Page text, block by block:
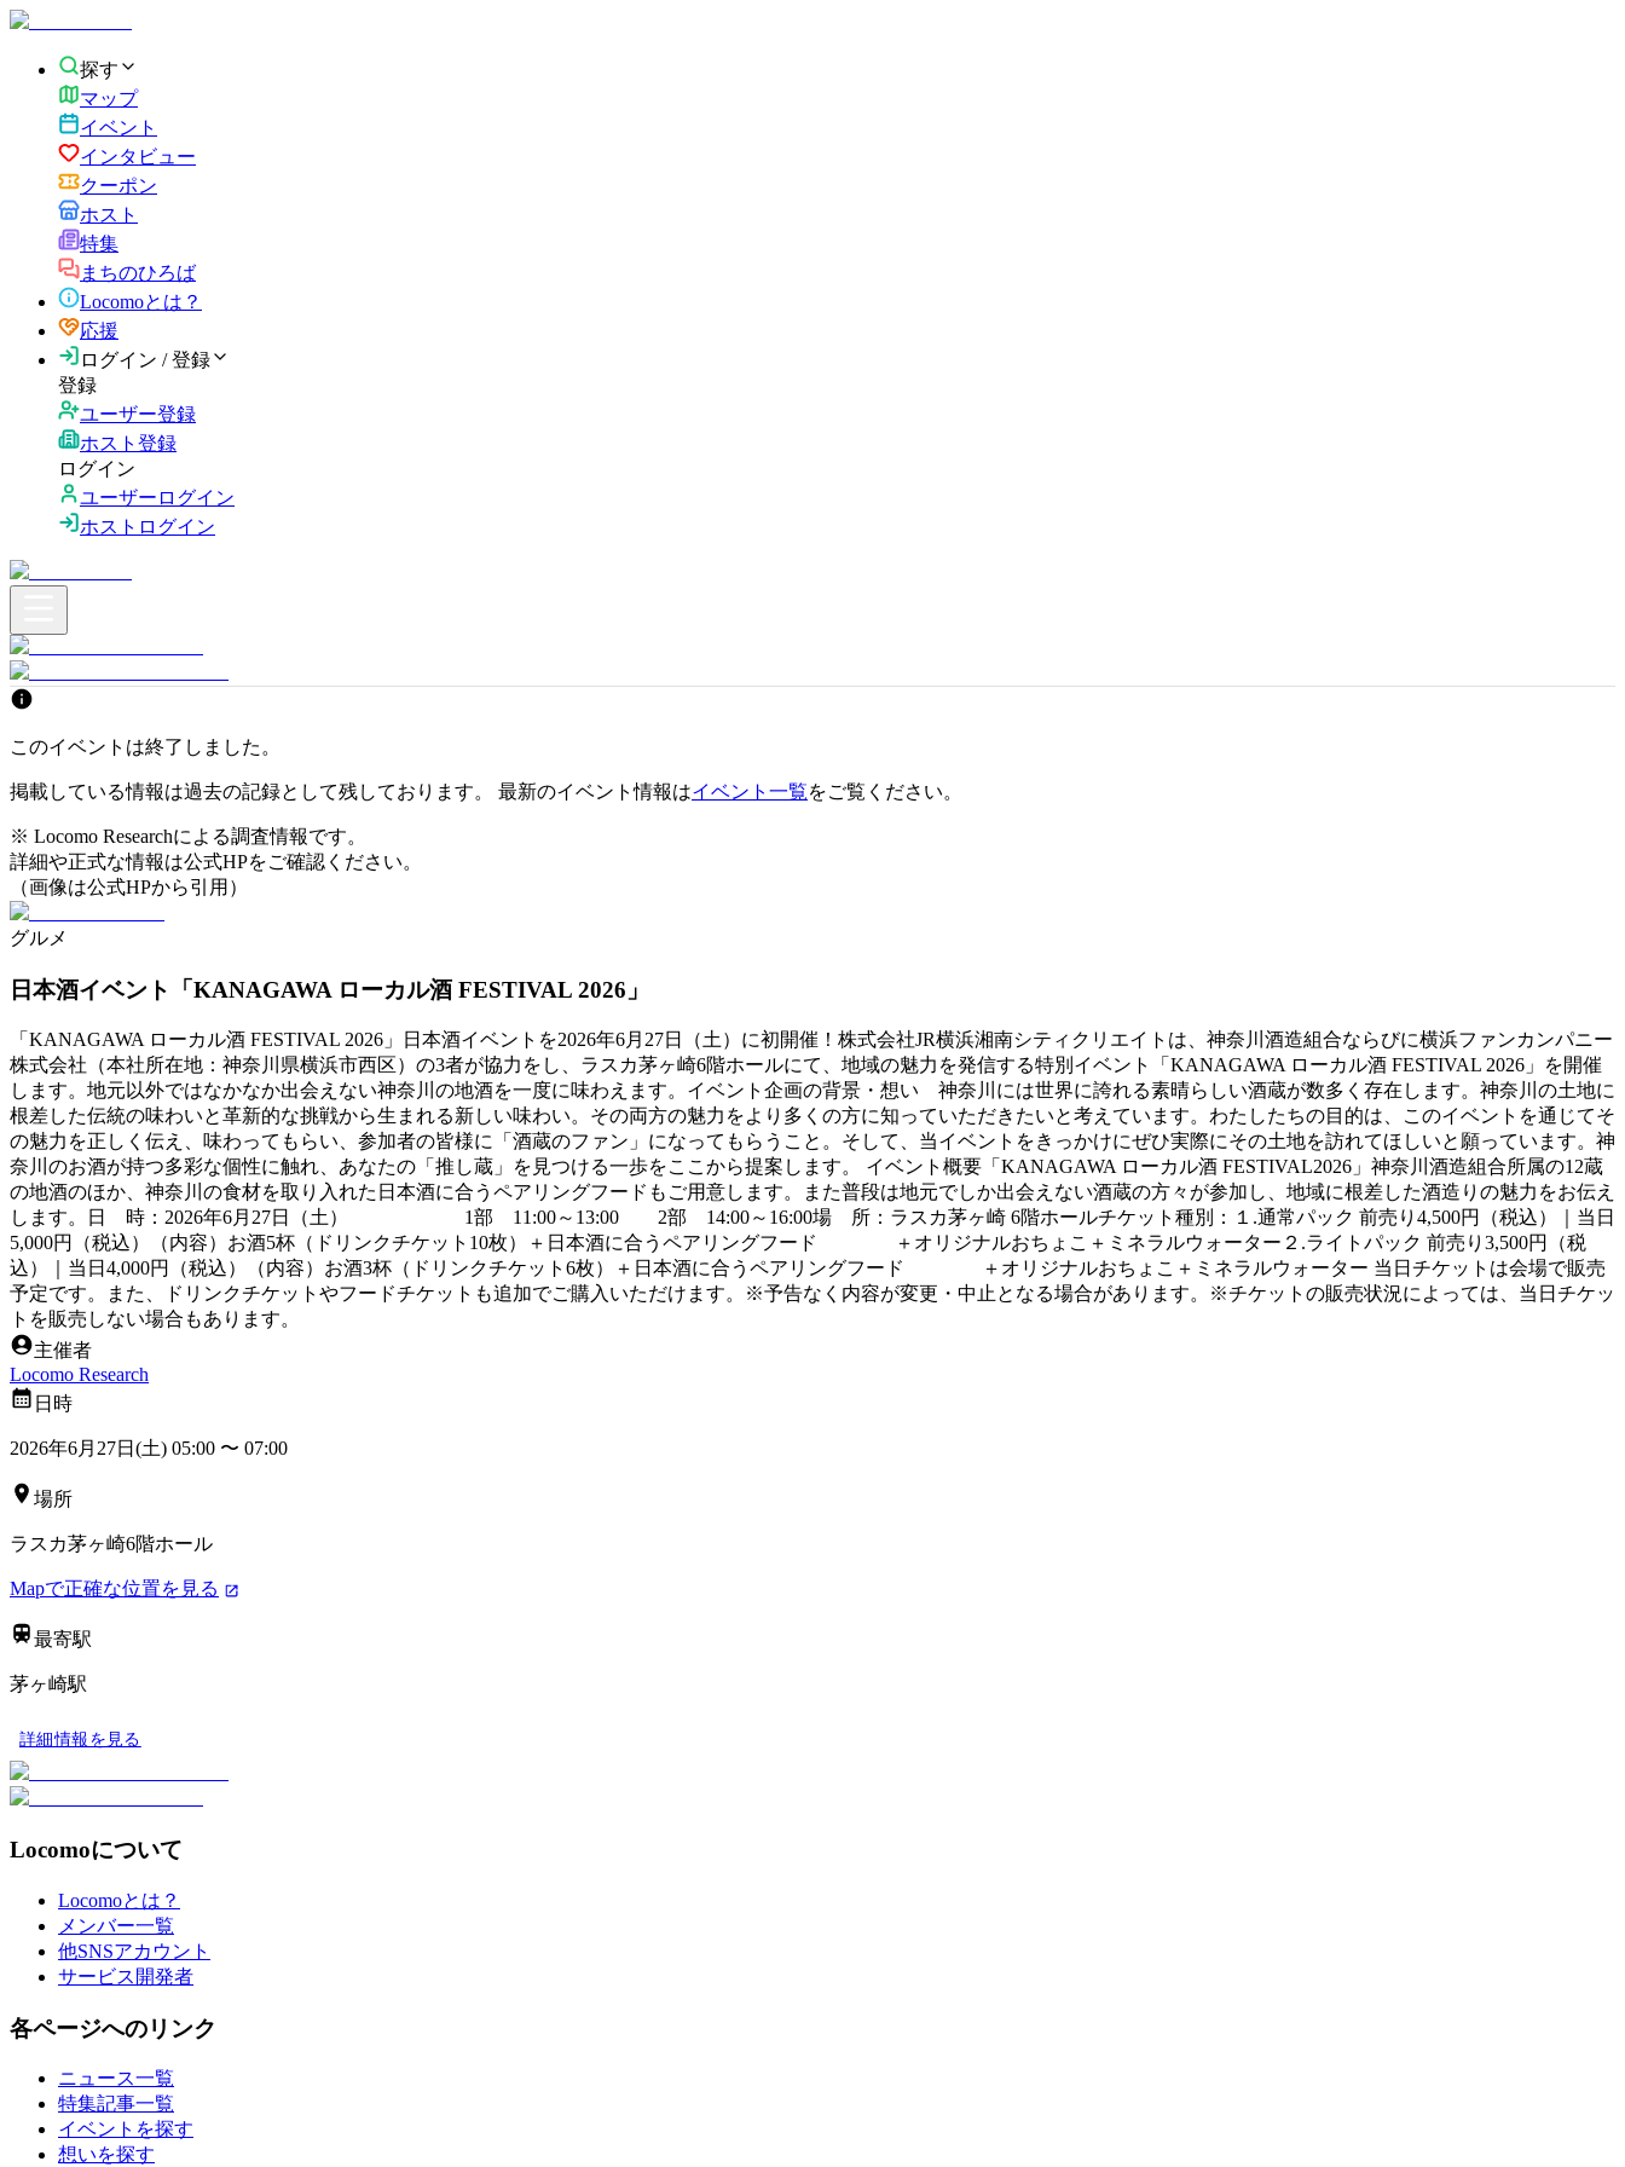
探す
マップ
イベント
インタビュー
クーポン
ホスト
特集
まちのひろば
Locomoとは？
応援
ログイン / 登録
登録
ユーザー登録
ホスト登録
ログイン
ユーザーログイン
ホストログイン
このイベントは終了しました。
掲載している情報は過去の記録として残しております。 最新のイベント情報はイベント一覧をご覧ください。
※ Locomo Researchによる調査情報です。
詳細や正式な情報は公式HPをご確認ください。
（画像は公式HPから引用）
グルメ
日本酒イベント「KANAGAWA ローカル酒 FESTIVAL 2026」
「KANAGAWA ローカル酒 FESTIVAL 2026」日本酒イベントを2026年6月27日（土）に初開催！株式会社JR横浜湘南シティクリエイトは、神奈川酒造組合ならびに横浜ファンカンパニー
株式会社（本社所在地：神奈川県横浜市西区）の3者が協力をし、ラスカ茅ヶ崎6階ホールにて、地域の魅力を発信する特別イベント「KANAGAWA ローカル酒 FESTIVAL 2026」を開催
します。地元以外ではなかなか出会えない神奈川の地酒を一度に味わえます。イベント企画の背景・想い 神奈川には世界に誇れる素晴らしい酒蔵が数多く存在します。神奈川の土地に
根差した伝統の味わいと革新的な挑戦から生まれる新しい味わい。その両方の魅力をより多くの方に知っていただきたいと考えています。わたしたちの目的は、このイベントを通じてそ
の魅力を正しく伝え、味わってもらい、参加者の皆様に「酒蔵のファン」になってもらうこと。そして、当イベントをきっかけにぜひ実際にその土地を訪れてほしいと願っています。神
奈川のお酒が持つ多彩な個性に触れ、あなたの「推し蔵」を見つける一歩をここから提案します。 イベント概要「KANAGAWA ローカル酒 FESTIVAL2026」神奈川酒造組合所属の12蔵
の地酒のほか、神奈川の食材を取り入れた日本酒に合うペアリングフードもご用意します。また普段は地元でしか出会えない酒蔵の方々が参加し、地域に根差した酒造りの魅力をお伝え
します。日 時：2026年6月27日（土） 1部 11:00～13:00 2部 14:00～16:00場 所：ラスカ茅ヶ崎 6階ホールチケット種別：１.通常パック 前売り4,500円（税込）｜当日
5,000円（税込）（内容）お酒5杯（ドリンクチケット10枚）＋日本酒に合うペアリングフード ＋オリジナルおちょこ＋ミネラルウォーター２.ライトパック 前売り3,500円（税
込）｜当日4,000円（税込）（内容）お酒3杯（ドリンクチケット6枚）＋日本酒に合うペアリングフード ＋オリジナルおちょこ＋ミネラルウォーター 当日チケットは会場で販売
予定です。また、ドリンクチケットやフードチケットも追加でご購入いただけます。※予告なく内容が変更・中止となる場合があります。※チケットの販売状況によっては、当日チケッ
トを販売しない場合もあります。
主催者
Locomo Research
日時
2026年6月27日(土) 05:00 〜 07:00
場所
ラスカ茅ヶ崎6階ホール
Mapで正確な位置を見る
最寄駅
茅ヶ崎駅
詳細情報を見る
Locomoについて
Locomoとは？
メンバー一覧
他SNSアカウント
サービス開発者
各ページへのリンク
ニュース一覧
特集記事一覧
イベントを探す
想いを探す